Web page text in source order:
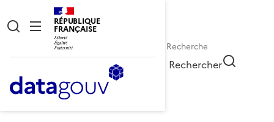
RÉPUBLIQUE
FRANÇAISE
Rechercher